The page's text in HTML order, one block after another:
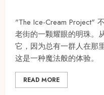
"The Ice-Cream Project"
老街的一颗耀眼的明珠。
它，因为总有一群人在那
这是一种魔法般的体验。
READ MORE